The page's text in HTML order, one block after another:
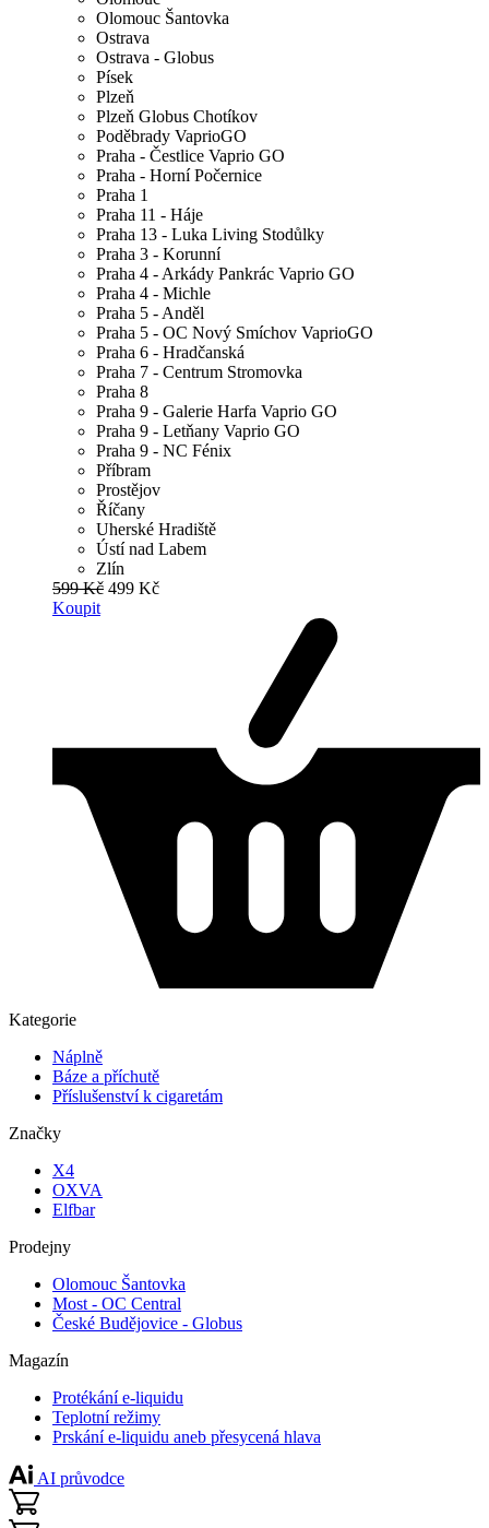
Olomouc Šantovka
Ostrava
Ostrava - Globus
Písek
Plzeň
Plzeň Globus Chotíkov
Poděbrady VaprioGO
Praha - Čestlice Vaprio GO
Praha - Horní Počernice
Praha 1
Praha 11 - Háje
Praha 13 - Luka Living Stodůlky
Praha 3 - Korunní
Praha 4 - Arkády Pankrác Vaprio GO
Praha 4 - Michle
Praha 5 - Anděl
Praha 5 - OC Nový Smíchov VaprioGO
Praha 6 - Hradčanská
Praha 7 - Centrum Stromovka
Praha 8
Praha 9 - Galerie Harfa Vaprio GO
Praha 9 - Letňany Vaprio GO
Praha 9 - NC Fénix
Příbram
Prostějov
Říčany
Uherské Hradiště
Ústí nad Labem
Zlín
599 Kč 499 Kč
Koupit
Kategorie
Náplně
Báze a příchutě
Příslušenství k cigaretám
Značky
X4
OXVA
Elfbar
Prodejny
Olomouc Šantovka
Most - OC Central
České Budějovice - Globus
Magazín
Protékání e-liquidu
Teplotní režimy
Prskání e-liquidu aneb přesycená hlava
AI průvodce